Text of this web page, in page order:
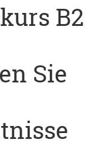
B2
Sie